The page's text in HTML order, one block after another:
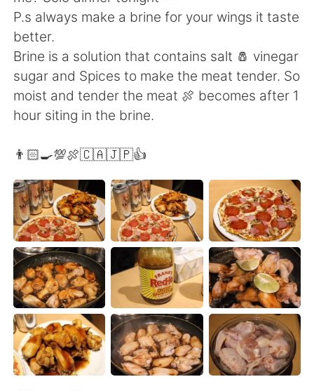
English 简体中文
繁體中文
العربية Français
Deutsch 日本語
한국어 Русский
ไทย Italiano
Türkçe Tiếng Việt
Português
P.s always make a brine for your wings it taste
better.
Brine is a solution that contains salt 🧂 vinegar
sugar and Spices to make the meat tender. So
moist and tender the meat 🍖 becomes after 1
hour siting in the brine.
👨🏻‍🍳💯🍖🇨🇦🇯🇵👍